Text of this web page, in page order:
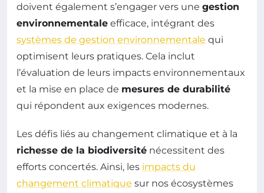
doivent également s’engager vers une gestion
environnementale efficace, intégrant des
systèmes de gestion environnementale qui
optimisent leurs pratiques. Cela inclut
l’évaluation de leurs impacts environnementaux
et la mise en place de mesures de durabilité
qui répondent aux exigences modernes.
Les défis liés au changement climatique et à la
richesse de la biodiversité nécessitent des
efforts concertés. Ainsi, les impacts du
changement climatique sur nos écosystèmes